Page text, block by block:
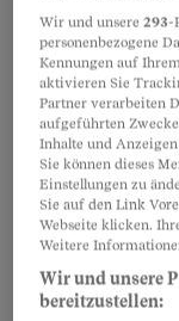
Heisskalt
Nicht nur
sondern auch
abweichen.
erfahren,
schlug oder
auf den Bus
verrichtet der
eine
Wir und unsere293-
personenbezogene
Kennungen auf
aktivieren Sie
Partner verarbeiten
aufgeführten
Inhalte und
Sie können dieses
Einstellungen zu
Sie auf den Link
Webseite klicken.
Weitere
Wir und unsere
bereitzustellen: